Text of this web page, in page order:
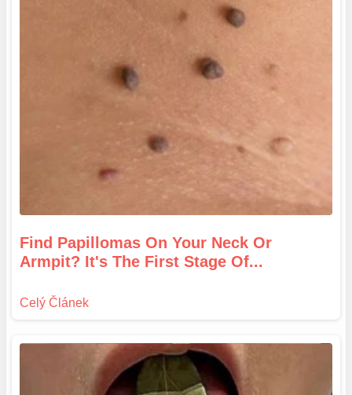
Find Papillomas On Your Neck Or
Armpit? It's The First Stage Of...